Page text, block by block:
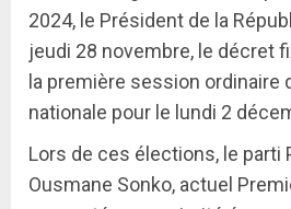
2024, le Président de la
jeudi 28 novembre, le décret
la première session ordinaire
nationale pour le lundi 2
Lors de ces élections, le parti
Ousmane Sonko, actuel